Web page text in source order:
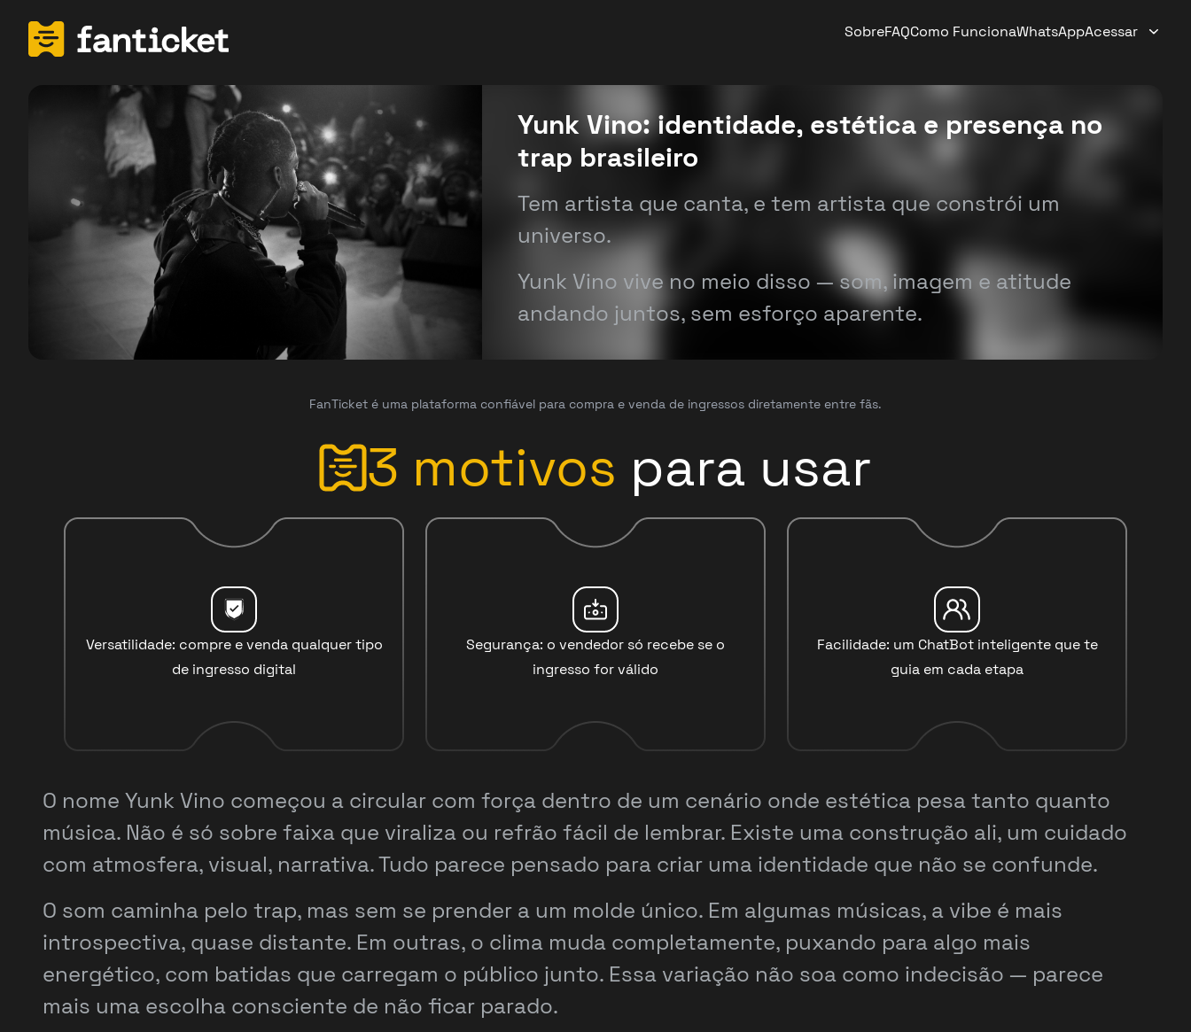
SobreFAQComo FuncionaWhatsAppAcessar
Yunk Vino: identidade, estética e presença no
trap brasileiro
Tem artista que canta, e tem artista que constrói um
universo.
Yunk Vino vive no meio disso — som, imagem e atitude
andando juntos, sem esforço aparente.
FanTicket é uma plataforma confiável para compra e venda de ingressos diretamente entre fãs.
3 motivos para usar
Versatilidade: compre e venda qualquer tipo
de ingresso digital
Segurança: o vendedor só recebe se o
ingresso for válido
Facilidade: um ChatBot inteligente que te
guia em cada etapa
O nome Yunk Vino começou a circular com força dentro de um cenário onde estética pesa tanto quanto
música. Não é só sobre faixa que viraliza ou refrão fácil de lembrar. Existe uma construção ali, um cuidado
com atmosfera, visual, narrativa. Tudo parece pensado para criar uma identidade que não se confunde.
O som caminha pelo trap, mas sem se prender a um molde único. Em algumas músicas, a vibe é mais
introspectiva, quase distante. Em outras, o clima muda completamente, puxando para algo mais
energético, com batidas que carregam o público junto. Essa variação não soa como indecisão — parece
mais uma escolha consciente de não ficar parado.